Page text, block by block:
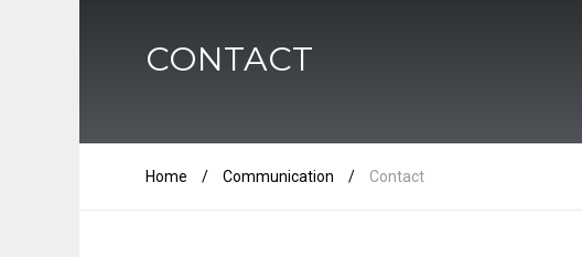
CONTACT
Home / Communication / Contact